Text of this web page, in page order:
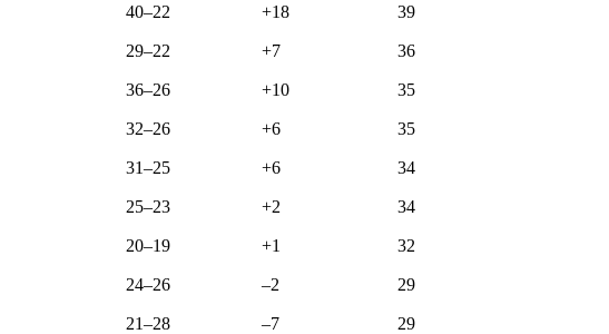
40–22 +18 39
29–22 +7 36
36–26 +10 35
32–26 +6 35
31–25 +6 34
25–23 +2 34
20–19 +1 32
24–26 –2 29
21–28 –7 29